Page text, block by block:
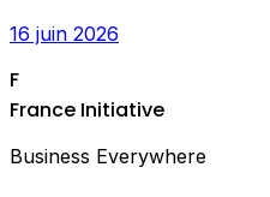
16 juin 2026
F
France Initiative
Business Everywhere